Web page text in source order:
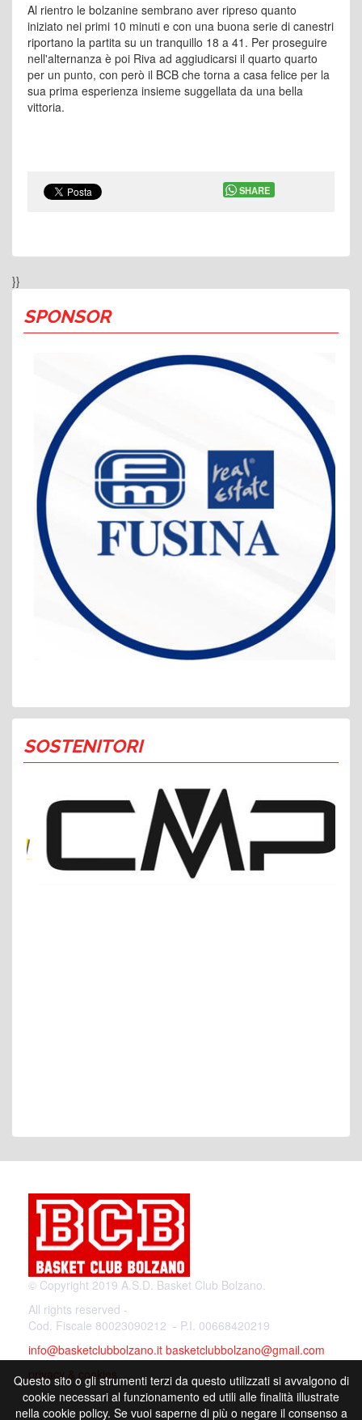
}}
SPONSOR
SOSTENITORI
Al rientro le bolzanine sembrano aver ripreso quanto
iniziato nei primi 10 minuti e con una buona serie di canestri
riportano la partita su un tranquillo 18 a 41. Per proseguire
nell'alternanza è poi Riva ad aggiudicarsi il quarto quarto
per un punto, con però il BCB che torna a casa felice per la
sua prima esperienza insieme suggellata da una bella
vittoria.
SHARE
© Copyright 2019 A.S.D. Basket Club Bolzano.
All rights reserved -
Cod. Fiscale 80023090212 - P.I. 00668420219
info@basketclubbolzano.it basketclubbolzano@gmail.com
privacy & cookies
Questo sito o gli strumenti terzi da questo utilizzati si avvalgono di
cookie necessari al funzionamento ed utili alle finalità illustrate
nella cookie policy. Se vuoi saperne di più o negare il consenso a